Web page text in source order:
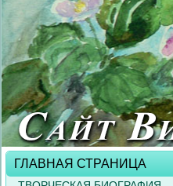
ГЛАВНАЯ СТРАНИЦА